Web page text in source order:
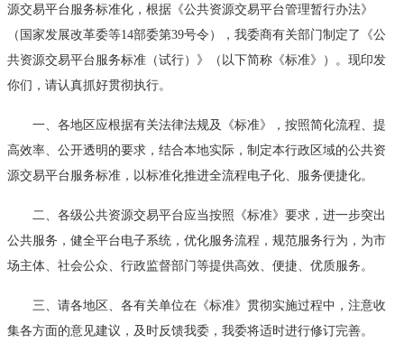
源交易平台服务标准化，根据《公共资源交易平台管理暂行办法》
（国家发展改革委等14部委第39号令），我委商有关部门制定了《公
共资源交易平台服务标准（试行）》（以下简称《标准》）。现印发
你们，请认真抓好贯彻执行。
一、各地区应根据有关法律法规及《标准》，按照简化流程、提
高效率、公开透明的要求，结合本地实际，制定本行政区域的公共资
源交易平台服务标准，以标准化推进全流程电子化、服务便捷化。
二、各级公共资源交易平台应当按照《标准》要求，进一步突出
公共服务，健全平台电子系统，优化服务流程，规范服务行为，为市
场主体、社会公众、行政监督部门等提供高效、便捷、优质服务。
三、请各地区、各有关单位在《标准》贯彻实施过程中，注意收
集各方面的意见建议，及时反馈我委，我委将适时进行修订完善。